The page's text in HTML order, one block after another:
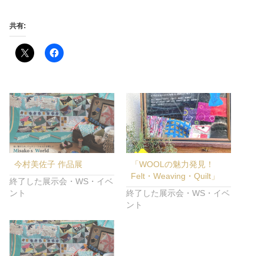
共有:
今村美佐子 作品展
終了した展示会・WS・イベ
ント
「WOOLの魅力発見！
Felt・Weaving・Quilt」
終了した展示会・WS・イベ
ント